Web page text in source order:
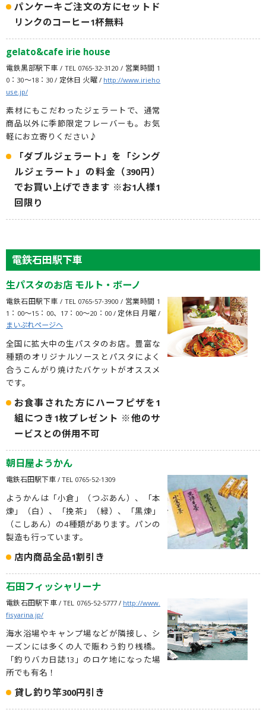
パンケーキご注文の方にセットド
リンクのコーヒー1杯無料
gelato&cafe irie house
電鉄黒部駅下車 / TEL 0765-32-3120 / 営業時間 1
0：30〜18：30 / 定休日 火曜 /http://www.irieho
use.jp/
素材にもこだわったジェラートで、通常
商品以外に季節限定フレーバーも。お気
軽にお立寄りください♪
「ダブルジェラート」を「シング
ルジェラート」の料金（390円）
でお買い上げできます ※お1人様1
回限り
電鉄石田駅下車
生パスタのお店 モルト・ボーノ
電鉄石田駅下車 / TEL 0765-57-3900 / 営業時間 1
1：00～15：00、17：00〜20：00 / 定休日 月曜 /
まいぷれページへ
全国に拡大中の生パスタのお店。豊富な
種類のオリジナルソースとパスタによく
合うこんがり焼けたバケットがオススメ
です。
お食事された方にハーフピザを1
組につき1枚プレゼント ※他のサ
ービスとの併用不可
朝日屋ようかん
電鉄石田駅下車 / TEL 0765-52-1309
ようかんは「小倉」（つぶあん）、「本
煉」（白）、「挽茶」（緑）、「黒煉」
（こしあん）の4種類があります。パンの
製造も行っています。
店内商品全品1割引き
石田フィッシャリーナ
電鉄石田駅下車 / TEL 0765-52-5777 /http://www.
fisyarina.jp/
海水浴場やキャンプ場などが隣接し、シ
ーズンには多くの人で賑わう釣り桟橋。
「釣りバカ日誌13」のロケ地になった場
所でも有名！
貸し釣り竿300円引き